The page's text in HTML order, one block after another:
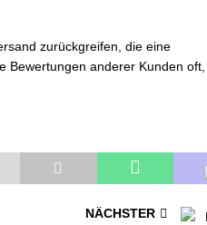
zurückgreifen, die eine
Bewertungen anderer Kunden oft,
NÄCHSTER